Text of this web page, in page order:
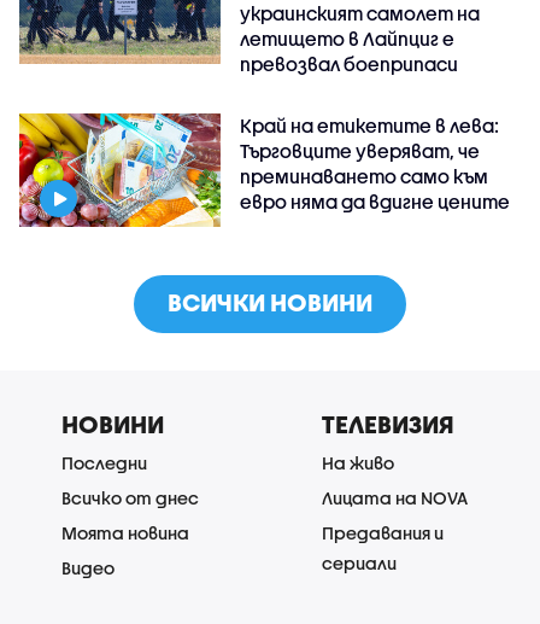
украинският самолет на
летището в Лайпциг е
превозвал боеприпаси
Край на етикетите в лева:
Търговците уверяват, че
преминаването само към
евро няма да вдигне цените
ВСИЧКИ НОВИНИ
НОВИНИ
Последни
Всичко от днес
Моята новина
Видео
ТЕЛЕВИЗИЯ
На живо
Лицата на NOVA
Предавания и
сериали